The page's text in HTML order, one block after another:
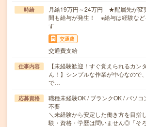
時給
月給19万円～24万円 ★配属先が変
間も給与が発生！ ※給与は経験など
す
交通費
交通費支給
仕事内容
【未経験歓迎！すぐ覚えられるカン
ん！】シンプルな作業が中心なので
で…
応募資格
職種未経験OK / ブランクOK / パソ
不要
＼未経験から安定した働き方を目指
験・資格・学歴は問いません◎「そ